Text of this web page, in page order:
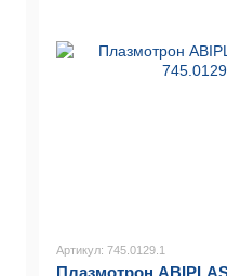
Артикул: 745.0129.1
Плазмотрон